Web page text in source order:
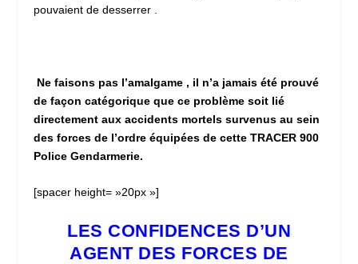
pouvaient de desserrer .
Ne faisons pas l’amalgame , il n’a jamais été prouvé
de façon catégorique que ce problème soit lié
directement aux accidents mortels survenus au sein
des forces de l’ordre équipées de cette TRACER 900
Police Gendarmerie.
[spacer height= »20px »]
LES CONFIDENCES D’UN
AGENT DES FORCES DE